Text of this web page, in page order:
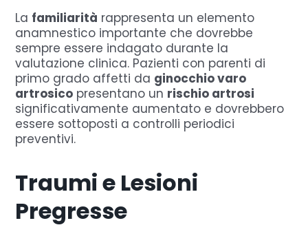
La familiarità rappresenta un elemento
anamnestico importante che dovrebbe
sempre essere indagato durante la
valutazione clinica. Pazienti con parenti di
primo grado affetti da ginocchio varo
artrosico presentano un rischio artrosi
significativamente aumentato e dovrebbero
essere sottoposti a controlli periodici
preventivi.
Traumi e Lesioni
Pregresse